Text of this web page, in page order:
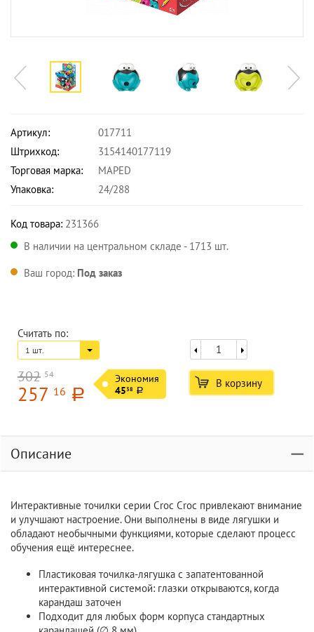
Артикул:
017711
Штрихкод:
3154140177119
Торговая марка:
MAPED
Упаковка:
24/288
Код товара: 231366
В наличии на центральном складе - 1713 шт.
Ваш город: Под заказ
Считать по:
1 шт.
302 54
257 16 a
Экономия
4538 a
В корзину
Описание
Интерактивные точилки серии Croc Croc привлекают внимание
и улучшают настроение. Они выполнены в виде лягушки и
обладают необычными функциями, которые сделают процесс
обучения ещё интереснее.
Пластиковая точилка-лягушка с запатентованной
интерактивной системой: глазки открываются, когда
карандаш заточен
Подходит для любых форм корпуса стандартных